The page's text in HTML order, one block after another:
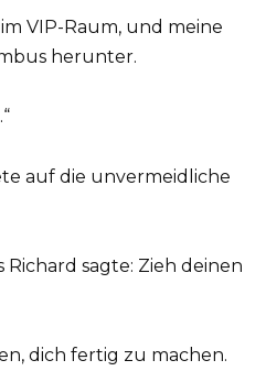
VIP-Raum, und meine
herunter.
auf die unvermeidliche
Richard sagte: Zieh deinen
dich fertig zu machen.